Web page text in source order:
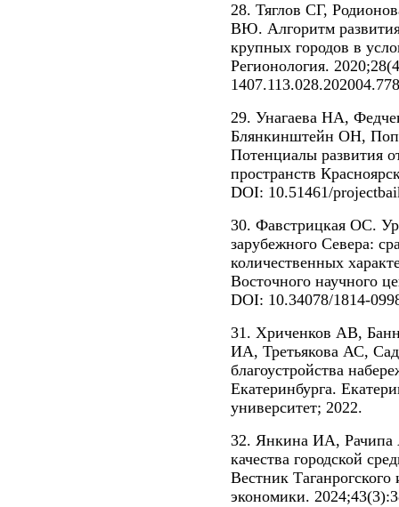
28. Тяглов СГ,
ВЮ. Алгоритм
крупных городов в
Регионология.
29. Унагаева НА,
Блянкинштейн ОН,
Потенциалы развития
пространств
DOI: 10.51461/
30. Фавстрицкая ОС.
зарубежного Севера:
количественных
Восточного научного
DOI: 10.34078/1814-
31. Хриченков АВ,
ИА, Третьякова АС,
благоустройства
Екатеринбурга.
университет; 2022.
32. Янкина ИА,
качества городской
Вестник
экономики.